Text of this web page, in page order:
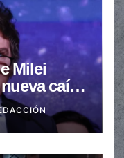
Milei
caída